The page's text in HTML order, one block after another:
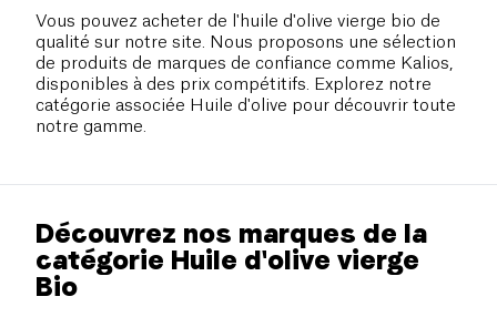
Vous pouvez acheter de l'huile d'olive vierge bio de
qualité sur notre site. Nous proposons une sélection
de produits de marques de confiance comme Kalios,
disponibles à des prix compétitifs. Explorez notre
catégorie associée Huile d'olive pour découvrir toute
notre gamme.
Découvrez nos marques de la
catégorie Huile d'olive vierge
Bio